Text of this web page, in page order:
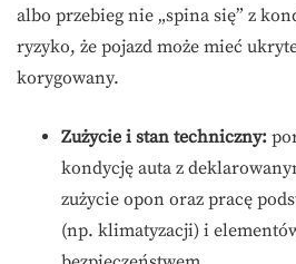
albo przebieg nie „spina się” z
ryzyko, że pojazd może mieć
korygowany.
Zużycie i stan techniczny:
kondycję auta z
zużycie opon oraz pracę
(np. klimatyzacji) i